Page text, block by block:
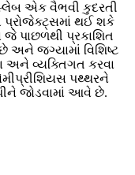
એક વૈભવી કુદરતી
પ્રોજેક્ટ્સમાં થઈ શકે
જે પાછળથી પ્રકાશિત
અને જગ્યામાં વિશિષ્ટ
અને વ્યક્તિગત કરવા
પથ્થરને
જોડવામાં આવે છે.